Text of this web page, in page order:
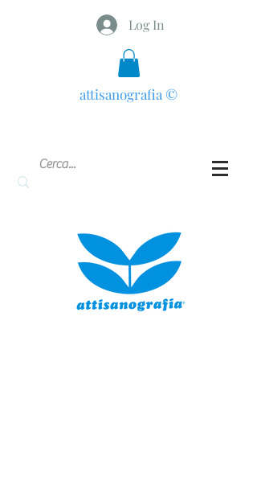
Log In
attisanografia ©